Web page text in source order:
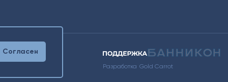
Разработка Gold Carrot
Согласен